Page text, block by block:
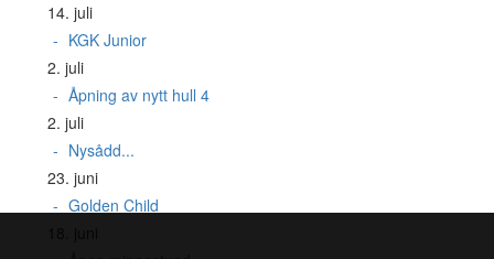
14. juli
KGK Junior
2. juli
Åpning av nytt hull 4
2. juli
Nysådd...
23. juni
Golden Child